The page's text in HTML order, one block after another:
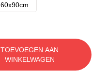
60x90cm
TOEVOEGEN AAN
WINKELWAGEN